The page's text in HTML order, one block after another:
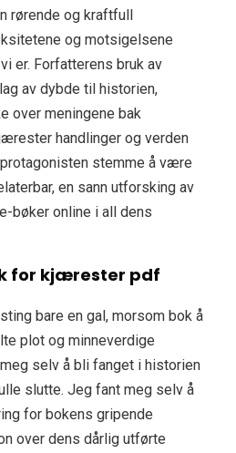
rørende og kraftfull
og motsigelsene
er. Forfatterens bruk av
av dybde til historien,
over meningene bak
handlinger og verden
stemme å være
en sann utforsking av
bøker online i all dens
for kjærester pdf
bare en gal, morsom bok å
plot og minneverdige
selv å bli fanget i historien
slutte. Jeg fant meg selv å
for bokens gripende
over dens dårlig utførte